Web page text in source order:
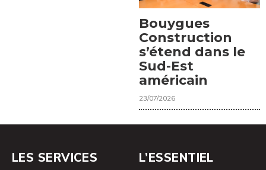
Bouygues
Construction
s’étend dans le
Sud-Est
américain
23/07/2026
LES SERVICES L’ESSENTIEL